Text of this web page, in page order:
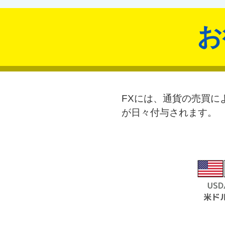
FXには、通貨の売買に
が日々付与されます。